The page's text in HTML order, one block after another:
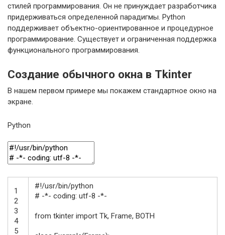
стилей программирования. Он не принуждает разработчика
придерживаться определенной парадигмы. Python
поддерживает объектно-ориентированное и процедурное
программирование. Существует и ограниченная поддержка
функционального программирования.
Создание обычного окна в Tkinter
В нашем первом примере мы покажем стандартное окно на
экране.
Python
1
2
3
4
5
#!/usr/bin/python
# -*- coding: utf-8 -*-
from tkinter import Tk, Frame, BOTH